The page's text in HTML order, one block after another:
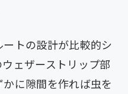
トの設計が比較的シ
ェザーストリップ部
に隙間を作れば虫を